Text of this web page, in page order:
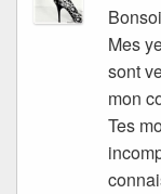
Mes
sont
mon
Tes